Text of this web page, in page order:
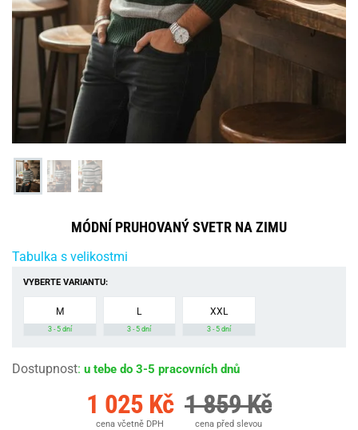
MÓDNÍ PRUHOVANÝ SVETR NA ZIMU
Tabulka s velikostmi
VYBERTE VARIANTU:
M
3 - 5 dní
L
3 - 5 dní
XXL
3 - 5 dní
Dostupnost: u tebe do 3-5 pracovních dnů
1 025 Kč
cena včetně DPH
1 859 Kč
cena před slevou